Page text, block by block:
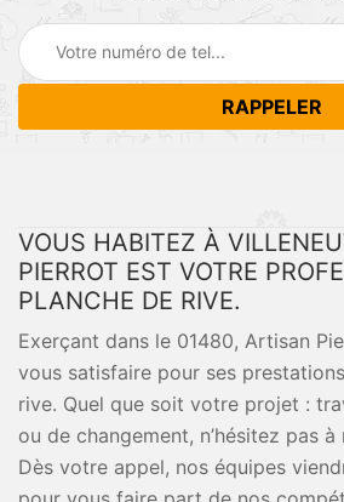
VOUS HABITEZ À
PIERROT EST VOTRE
PLANCHE DE RIVE.
Exerçant dans le 01480, Artisan
vous satisfaire pour ses
rive. Quel que soit votre projet :
ou de changement, n’hésitez pas
Dès votre appel, nos équipes